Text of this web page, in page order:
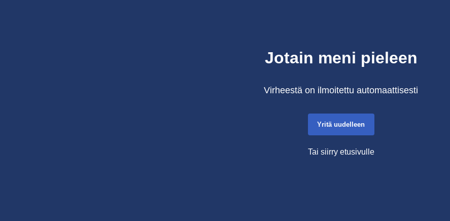
Jotain meni pieleen
Virheestä on ilmoitettu automaattisesti
Yritä uudelleen
Tai siirry etusivulle